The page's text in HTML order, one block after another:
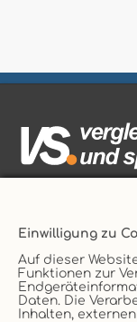
Einwilligung zu
Auf dieser
Funktionen zur
Daten. Die
Inhalten,
Vertrag